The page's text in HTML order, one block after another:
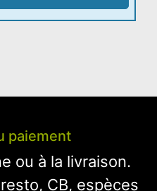
paiement
ou à la livraison.
CB, espèces